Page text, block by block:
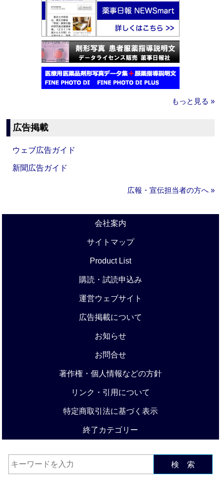
もっと見る »
広告掲載
ウェブ広告ガイド
新聞広告ガイド
広報・宣伝担当者の方へ »
会社案内
サイトマップ
Product List
購読・試読申込み
運営ウェブサイト
広告掲載について
お知らせ
お問合せ
著作権・個人情報などの方針
リンク・引用について
特定商取引法に基づく表示
終了カテゴリー
検 索